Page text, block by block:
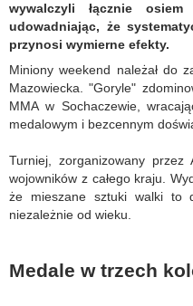
wywalczyli łącznie
udowadniając, że
przynosi wymierne efekty.
Miniony weekend należał do
Mazowiecka. "Goryle"
MMA w Sochaczewie,
medalowym i bezcennym
Turniej, zorganizowany przez
wojowników z całego kraju.
że mieszane sztuki walki to
niezależnie od wieku.
Medale w trzech